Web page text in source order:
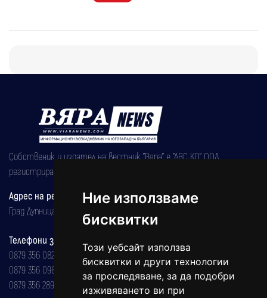
Ние използваме
бисквитки
Този уебсайт използва
бисквитки и други технологии
за проследяване, за да подобри
изживяването ви при
Собственик и издател на вестник "Вяра" е "АВС КО" ООД,
регистрирана на 08.05.2002 година.
Адрес на редакцията
Град Дупница, ул.''Христо Ботев" 43
Телефони за реклама и абонаменти
0879 356 082
0879 356 098
0879 356 289